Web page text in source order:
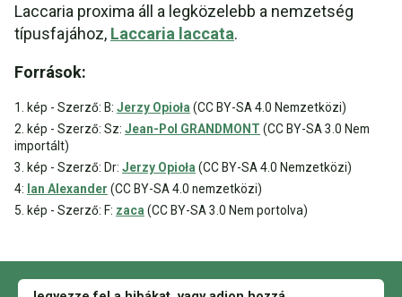
Laccaria proxima áll a legközelebb a nemzetség
típusfajához, Laccaria laccata.
Források:
1. kép - Szerző: B: Jerzy Opioła (CC BY-SA 4.0 Nemzetközi)
2. kép - Szerző: Sz: Jean-Pol GRANDMONT (CC BY-SA 3.0 Nem
importált)
3. kép - Szerző: Dr: Jerzy Opioła (CC BY-SA 4.0 Nemzetközi)
4: Ian Alexander (CC BY-SA 4.0 nemzetközi)
5. kép - Szerző: F: zaca (CC BY-SA 3.0 Nem portolva)